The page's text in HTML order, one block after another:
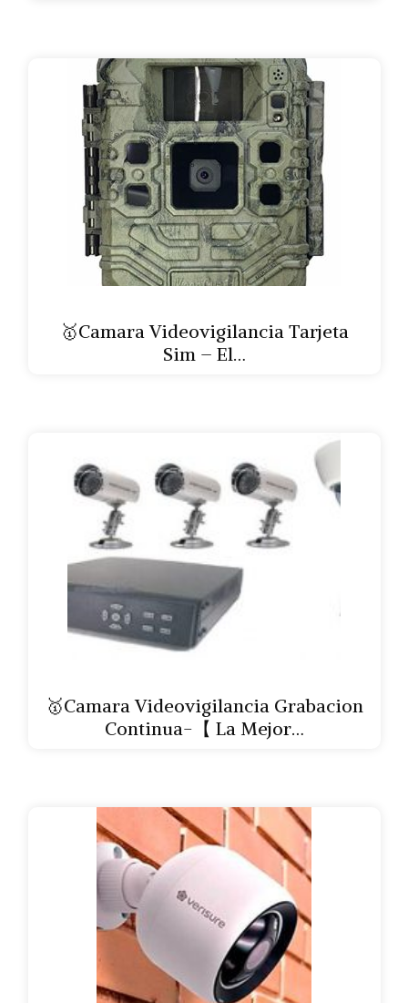
🥇Camara Videovigilancia Tarjeta
Sim – El…
🥇Camara Videovigilancia Grabacion
Continua-【 La Mejor…